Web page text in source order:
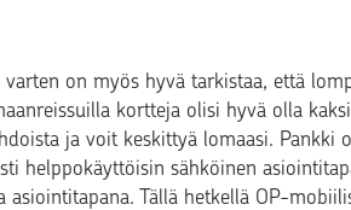
varten on myös hyvä tarkistaa, että
kortteja olisi hyvä olla
ja voit keskittyä lomaasi. Pankki
helppokäyttöisin sähköinen
asiointitapana. Tällä hetkellä OP-